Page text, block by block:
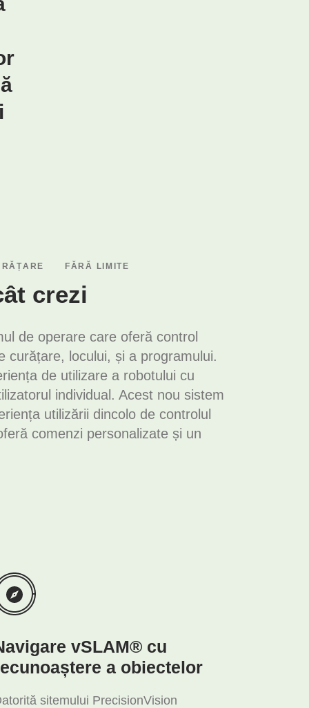
FĂRĂ LIMITE
crezi
de operare care oferă control
curățare, locului, și a programului.
de utilizare a robotului cu
individual. Acest nou sistem
utilizării dincolo de controlul
comenzi personalizate și un
vSLAM® cu
a obiectelor
sitemului PrecisionVision